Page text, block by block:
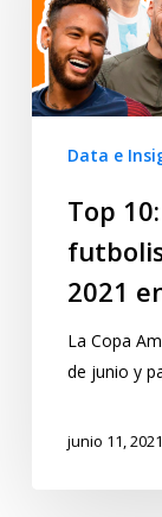
Data e
Top
2021
La Copa
de junio y
junio 11, 2021